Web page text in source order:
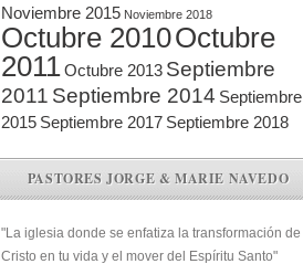
Noviembre 2015 Noviembre 2018
Octubre 2010Octubre
2011Octubre 2013 Septiembre
2011 Septiembre 2014 Septiembre
2015 Septiembre 2017 Septiembre 2018
PASTORES JORGE & MARIE NAVEDO
"La iglesia donde se enfatiza la transformación de
Cristo en tu vida y el mover del Espíritu Santo"